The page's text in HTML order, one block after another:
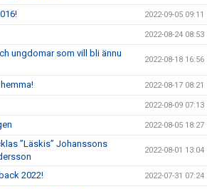
2022-09-05 09:11
2022-08-24 08:53
ungdomar som vill bli ännu
2022-08-18 16:56
2022-08-17 08:21
2022-08-09 07:13
2022-08-05 18:27
”Läskis” Johanssons
2022-08-01 13:04
2022! 2022-07-31 07:24